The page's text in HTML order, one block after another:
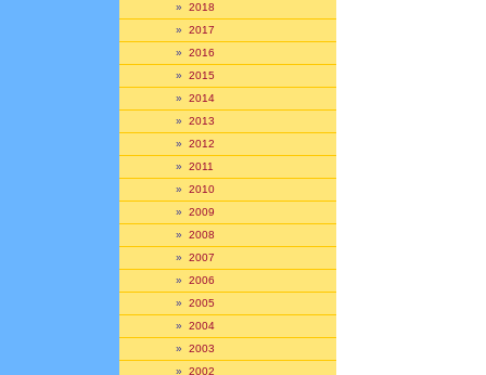
» 2018
» 2017
» 2016
» 2015
» 2014
» 2013
» 2012
» 2011
» 2010
» 2009
» 2008
» 2007
» 2006
» 2005
» 2004
» 2003
» 2002